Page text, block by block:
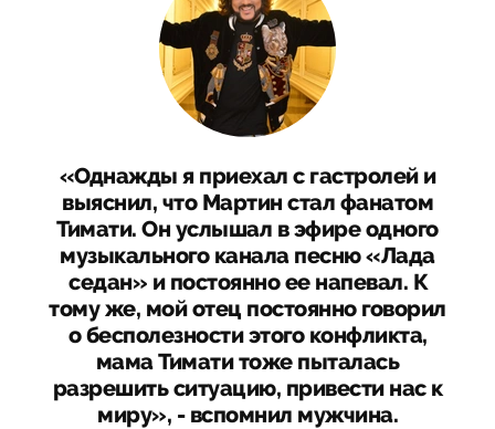
«Однажды я приехал с гастролей и
выяснил, что Мартин стал фанатом
Тимати. Он услышал в эфире одного
музыкального канала песню «Лада
седан» и постоянно ее напевал. К
тому же, мой отец постоянно говорил
о бесполезности этого конфликта,
мама Тимати тоже пыталась
разрешить ситуацию, привести нас к
миру», - вспомнил мужчина.